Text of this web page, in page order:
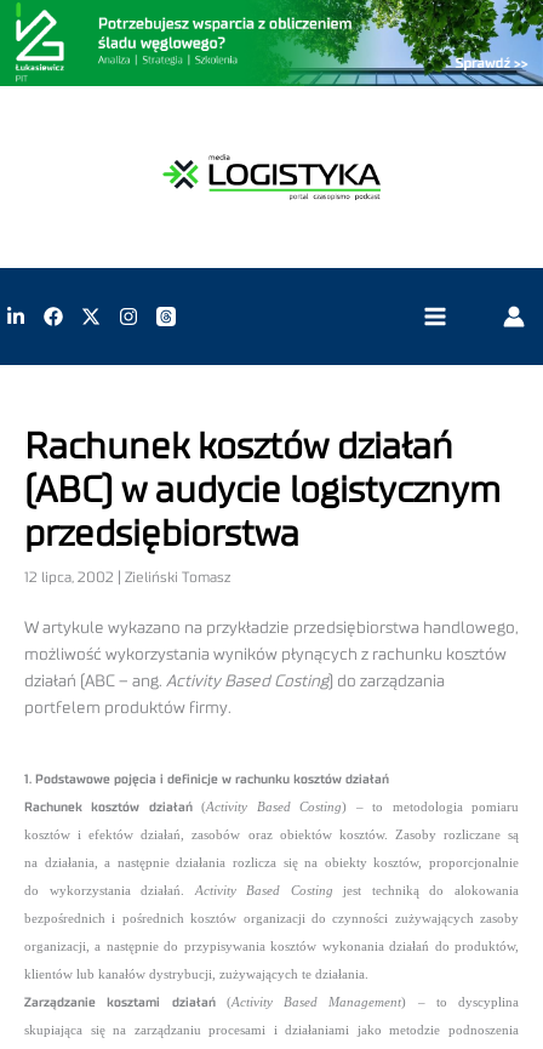
Rachunek kosztów działań
(ABC) w audycie logistycznym
przedsiębiorstwa
12 lipca, 2002 | Zieliński Tomasz
W artykule wykazano na przykładzie przedsiębiorstwa handlowego,
możliwość wykorzystania wyników płynących z rachunku kosztów
działań (ABC – ang. Activity Based Costing) do zarządzania
portfelem produktów firmy.
1. Podstawowe pojęcia i definicje w rachunku kosztów działań
Rachunek kosztów działań(Activity Based Costing) – to metodologia pomiaru
kosztów i efektów działań, zasobów oraz obiektów kosztów. Zasoby rozliczane są
na działania, a następnie działania rozlicza się na obiekty kosztów, proporcjonalnie
do wykorzystania działań. Activity Based Costing jest techniką do alokowania
bezpośrednich i pośrednich kosztów organizacji do czynności zużywających zasoby
organizacji, a następnie do przypisywania kosztów wykonania działań do produktów,
klientów lub kanałów dystrybucji, zużywających te działania.
Zarządzanie kosztami działań(Activity Based Management) – to dyscyplina
skupiająca się na zarządzaniu procesami i działaniami jako metodzie podnoszenia